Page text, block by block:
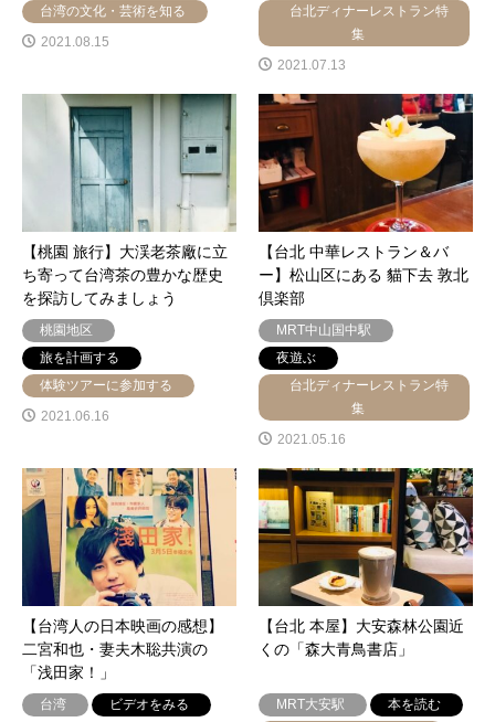
台湾の文化・芸術を知る
2021.08.15
台北ディナーレストラン特
集
2021.07.13
【桃園 旅行】大渓老茶廠に立
ち寄って台湾茶の豊かな歴史
を探訪してみましょう
桃園地区
旅を計画する
体験ツアーに参加する
2021.06.16
【台北 中華レストラン＆バ
ー】松山区にある 貓下去 敦北
倶楽部
MRT中山国中駅
夜遊ぶ
台北ディナーレストラン特
集
2021.05.16
【台湾人の日本映画の感想】
二宮和也・妻夫木聡共演の
「浅田家！」
台湾
ビデオをみる
【台北 本屋】大安森林公園近
くの「森大青鳥書店」
MRT大安駅
本を読む